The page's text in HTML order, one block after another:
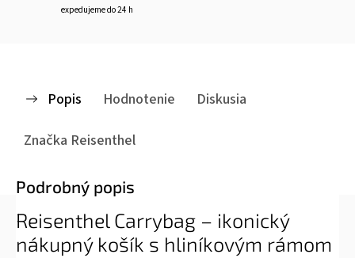
expedujeme do 24 h
Popis Hodnotenie
Diskusia
Značka Reisenthel
Podrobný popis
Reisenthel Carrybag – ikonický
nákupný košík s hliníkovým rámom